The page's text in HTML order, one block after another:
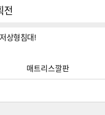
전
상형침대!
매트리스깔판